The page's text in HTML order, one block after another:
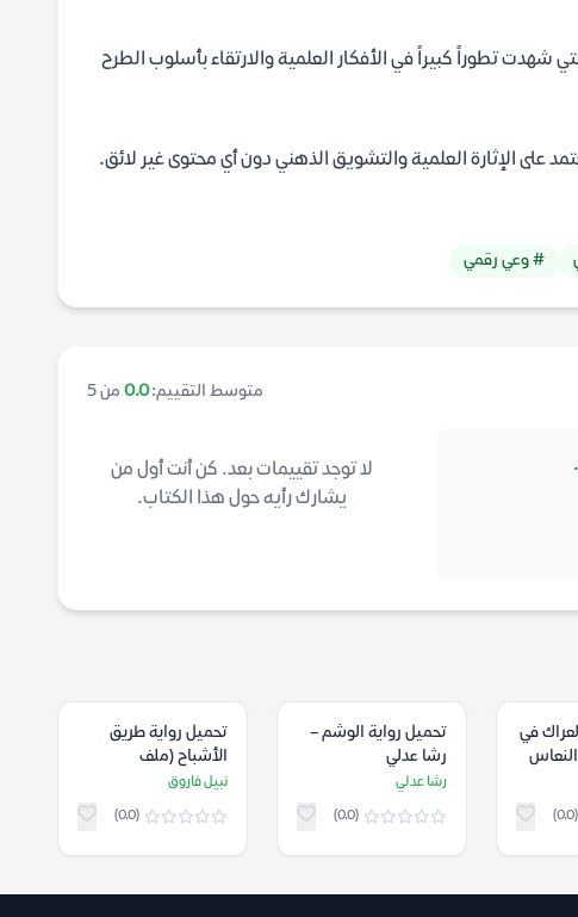
للمرحلة التي شهدت تطوراً كبيراً في الأفكار العلمية والارتقاء بأسلوب الطرح
على الإثارة العلمية والتشويق الذهني دون أي محتوى غير لائق.
# وعي رقمي
متوسط التقييم:0.0 من 5
لا توجد تقييمات بعد. كن أنت أول من
يشارك رأيه حول هذا الكتاب.
في
(0.0)
تحميل رواية الوشم –
رشا عدلي
رشا عدلي
(0.0)
تحميل رواية طريق
الأشباح (ملف
نبيل فاروق
(0.0)